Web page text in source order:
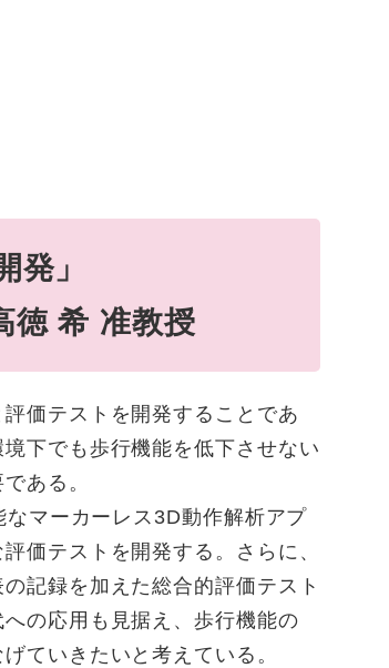
発」
希 准教授
価テストを開発することであ
下でも歩行機能を低下させない
ある。
マーカーレス3D動作解析アプ
価テストを開発する。さらに、
記録を加えた総合的評価テスト
の応用も見据え、歩行機能の
ていきたいと考えている。